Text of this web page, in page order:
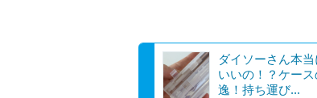
ダイソーさん本
いいの！？ケー
逸！持ち運び...